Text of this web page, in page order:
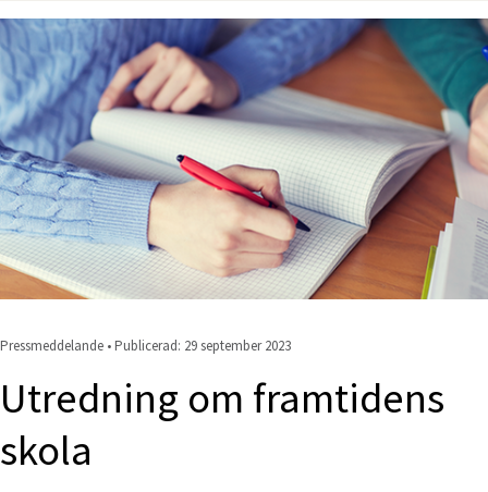
Pressmeddelande • Publicerad: 29 september 2023
Utredning om framtidens
skola